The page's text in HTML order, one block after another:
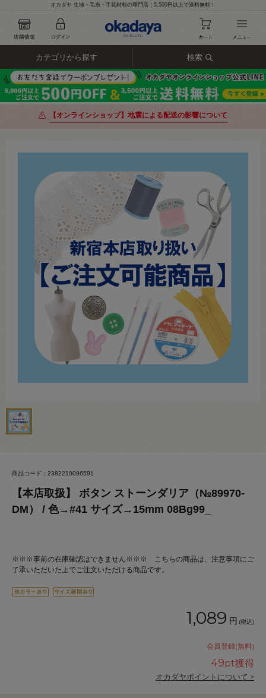
オカダヤ 生地・毛糸・手芸材料の専門店｜5,500円以上で送料無料！
カテゴリから探す 検索
【オンラインショップ】地震による配送の影響について
商品コード：2382210096591
【本店取扱】 ボタン ストーンダリア（№89970-
DM） / 色→#41 サイズ→15mm 08Bg99_
※※※事前の在庫確認はできません※※※ こちらの商品は、注意事項にご
了承いただいた上でご注文いただける商品です。
1,089 円 (税込)
会員登録(無料)
49pt獲得
オカダヤポイントについて >